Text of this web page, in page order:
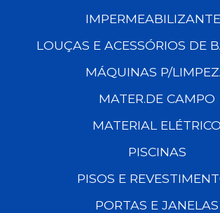
LOUÇAS E ACESSÓRIOS DE
MÁQUINAS P/
MATER.DE CAMPO
MATERIAL ELÉTRICO
PISCINAS
PISOS E
PORTAS E JANELAS